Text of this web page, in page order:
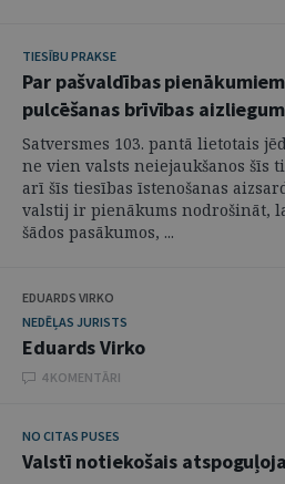
TIESĪBU PRAKSE
Par pašvaldības
pulcēšanas brīvības
Satversmes 103. pantā lietotais
ne vien valsts neiejaukšanos šīs
arī šīs tiesības īstenošanas
valstij ir pienākums nodrošināt,
šādos pasākumos, ...
EDUARDS VIRKO
NEDĒĻAS JURISTS
Eduards Virko
4 KOMENTĀRI
NO CITAS PUSES
Valstī notiekošais